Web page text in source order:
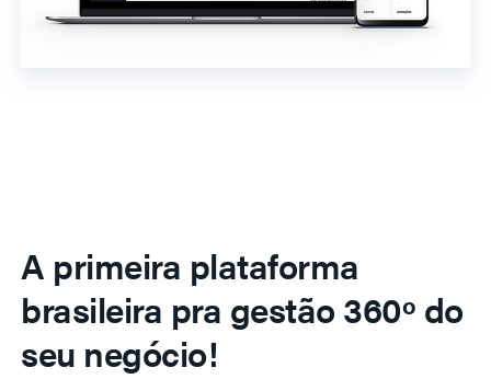
A primeira plataforma
brasileira pra gestão 360º do
seu negócio!